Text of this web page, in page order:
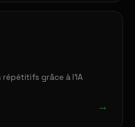
grâce à l'IA
→